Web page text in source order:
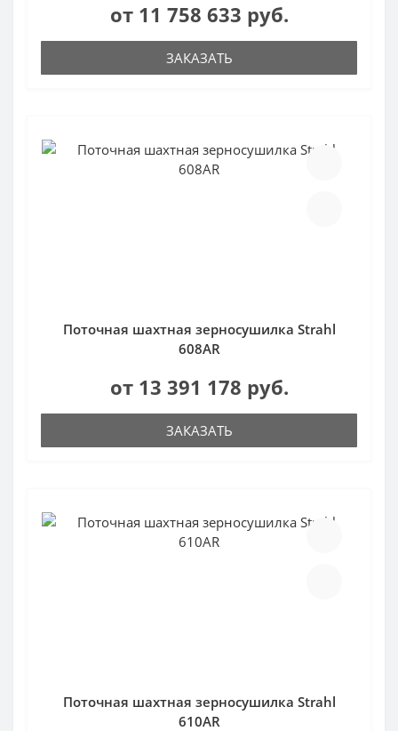
от 11 758 633 руб.
ЗАКАЗАТЬ
Поточная шахтная зерносушилка Strahl
608AR
от 13 391 178 руб.
ЗАКАЗАТЬ
Поточная шахтная зерносушилка Strahl
610AR